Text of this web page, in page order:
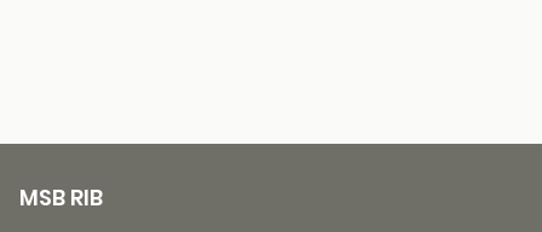
MSB RIB